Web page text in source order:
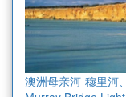
澳洲母亲河-穆里河